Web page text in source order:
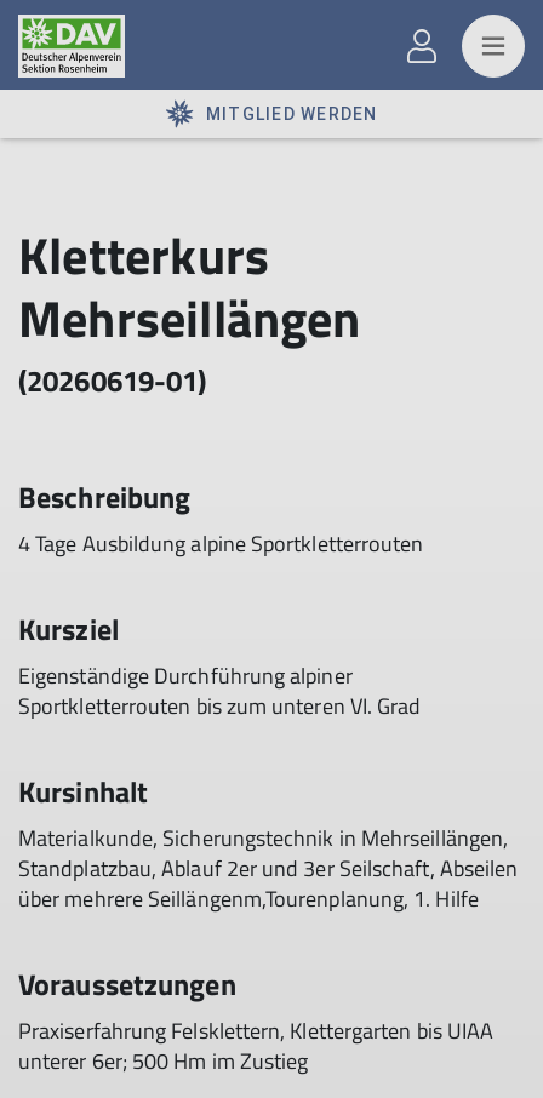
MITGLIED WERDEN
Kletterkurs
Mehrseillängen
(20260619-01)
Beschreibung
4 Tage Ausbildung alpine Sportkletterrouten
Kursziel
Eigenständige Durchführung alpiner
Sportkletterrouten bis zum unteren VI. Grad
Kursinhalt
Materialkunde, Sicherungstechnik in Mehrseillängen,
Standplatzbau, Ablauf 2er und 3er Seilschaft, Abseilen
über mehrere Seillängenm,Tourenplanung, 1. Hilfe
Voraussetzungen
Praxiserfahrung Felsklettern, Klettergarten bis UIAA
unterer 6er; 500 Hm im Zustieg